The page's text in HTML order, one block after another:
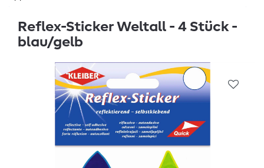
Reflex-Sticker Weltall - 4 Stück -
blau/gelb